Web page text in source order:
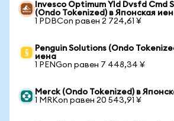
Invesco Optimum Yld Dvsfd Cmd
(Ondo Tokenized) в Японская
1 PDBCon равен 2 724,61 ¥
Penguin Solutions (Ondo
иена
1 PENGon равен 7 448,34 ¥
Merck (Ondo Tokenized) в
1 MRKon равен 20 543,91 ¥